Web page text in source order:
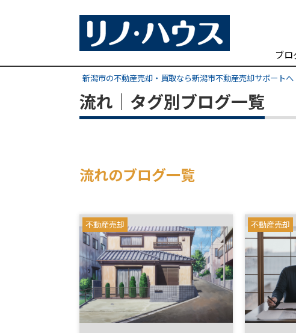
ブロ
新潟市の不動産売却・買取なら新潟市不動産売却サポートへ
流れ｜タグ別ブログ一覧
流れのブログ一覧
不動産売却 不動産売却